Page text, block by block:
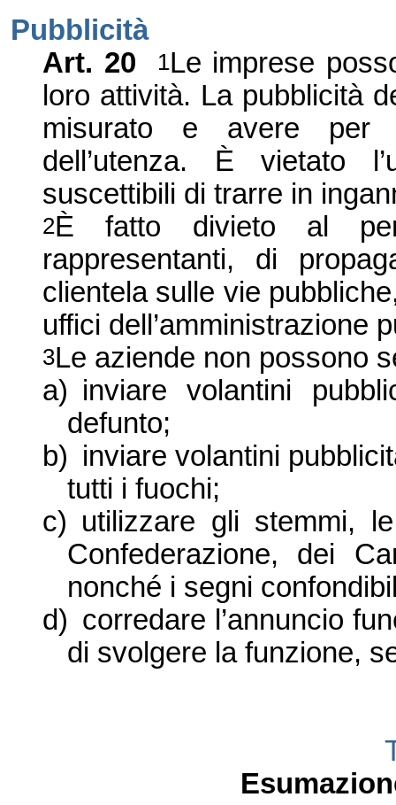
Pubblicità
Art. 20 1Le imprese
loro attività. La pubblicità
misurato e avere per
dell ’utenza. È vietato l ’
suscettibili di trarre in
2È fatto divieto al
rappresentanti, di
clientela sulle vie
uffici dell’amministrazione
3Le aziende non possono
a) inviare volantini
defunto;
b) inviare volantini
tutti i fuochi;
c) utilizzare gli stemmi,
Confederazione, dei
nonché i segni
d) corredare l ’annuncio
di svolgere la funzione,